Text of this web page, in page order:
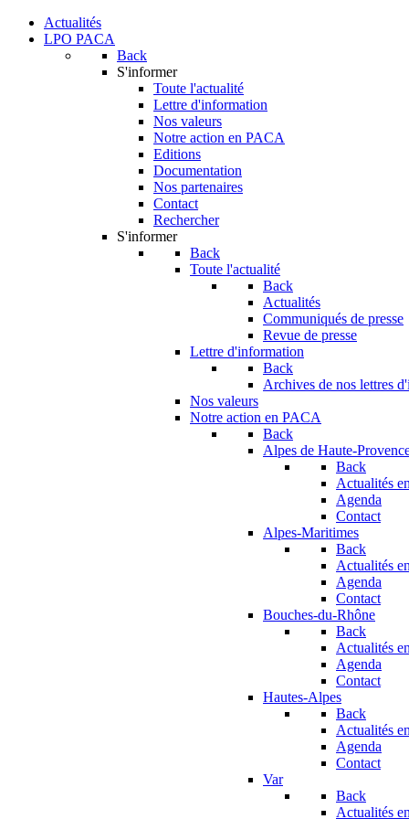
Actualités
LPO PACA
Back
S'informer
Toute l'actualité
Lettre d'information
Nos valeurs
Notre action en PACA
Editions
Documentation
Nos partenaires
Contact
Rechercher
S'informer
Back
Toute l'actualité
Back
Actualités
Communiqués de presse
Revue de presse
Lettre d'information
Back
Archives de nos lettres
Nos valeurs
Notre action en PACA
Back
Alpes de Haute-
Back
Actualités
Agenda
Contact
Alpes-Maritimes
Back
Actualités
Agenda
Contact
Bouches-du-Rhône
Back
Actualités
Agenda
Contact
Hautes-Alpes
Back
Actualités
Agenda
Contact
Var
Back
Actualités